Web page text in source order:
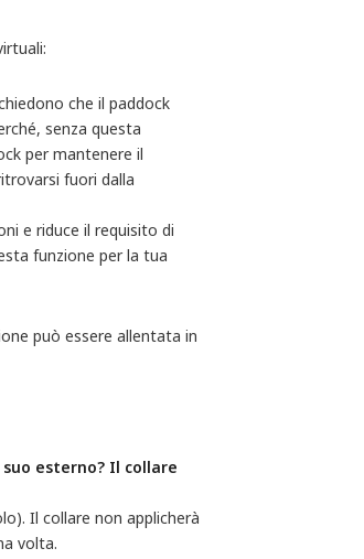
che il paddock
senza questa
per mantenere il
fuori dalla
e riduce il requisito di
funzione per la tua
può essere allentata in
esterno? Il collare
Il collare non applicherà
volta.